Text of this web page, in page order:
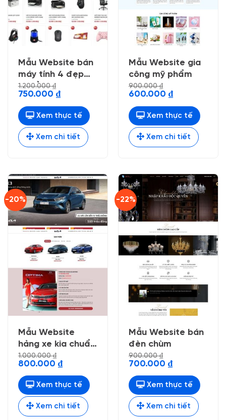
Mẫu Website bán
máy tính 4 đẹp
chuẩn seo
1.200.000₫
Giá
là:
1.200.000 ₫.
750.000 ₫Giá
hiện
tại
là:
750.000 ₫.
Xem thực tế
Xem chi tiết
Mẫu Website gia
công mỹ phẩm
900.000₫
Giá
là:
900.000 ₫.
600.000 ₫Giá
hiện
tại
là:
600.000 ₫.
Xem thực tế
Xem chi tiết
-20%
Mẫu Website
hảng xe kia chuẩn
đẹp
1.000.000₫
Giá
là:
1.000.000 ₫.
800.000 ₫Giá
hiện
tại
là:
800.000 ₫.
Xem thực tế
Xem chi tiết
-22%
Mẫu Website bán
đèn chùm
900.000₫
Giá
là:
900.000 ₫.
700.000 ₫Giá
hiện
tại
là:
700.000 ₫.
Xem thực tế
Xem chi tiết